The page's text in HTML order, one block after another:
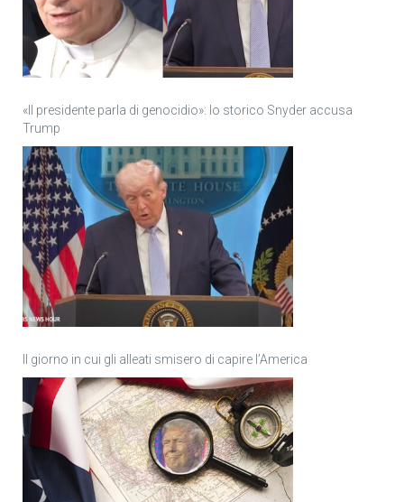
«Il presidente parla di genocidio»: lo storico Snyder accusa
Trump
Il giorno in cui gli alleati smisero di capire l’America